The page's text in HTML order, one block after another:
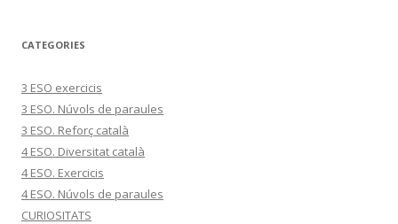
CATEGORIES
3 ESO exercicis
3 ESO. Núvols de paraules
3 ESO. Reforç català
4 ESO. Diversitat català
4 ESO. Exercicis
4 ESO. Núvols de paraules
CURIOSITATS